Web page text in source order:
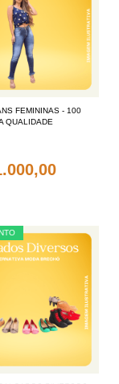
FEMININAS - 100
QUALIDADE